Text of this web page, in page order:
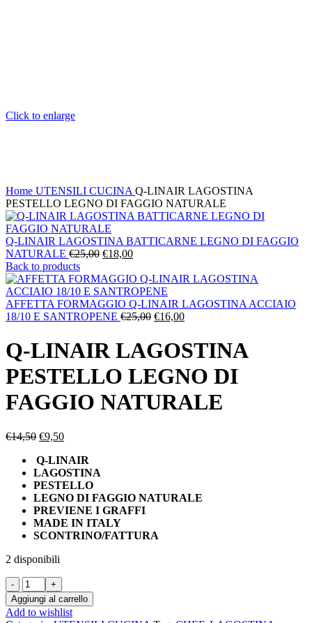
Click to enlarge
Home UTENSILI CUCINA Q-LINAIR LAGOSTINA
PESTELLO LEGNO DI FAGGIO NATURALE
Q-LINAIR LAGOSTINA BATTICARNE LEGNO DI FAGGIO
NATURALE €25,00 Il
originale
era:
€25,00.
€18,00Il
attuale
è:
€18,00.
Back to products
AFFETTA FORMAGGIO Q-LINAIR LAGOSTINA ACCIAIO
18/10 E SANTROPENE €25,00 Il
originale
era:
€16,00Il
attuale
è:
Q-LINAIR LAGOSTINA
PESTELLO LEGNO DI
FAGGIO NATURALE
€14,50 Il
originale
era:
€14,50.
€9,50Il
attuale
è:
€9,50.
Q-LINAIR
LAGOSTINA
PESTELLO
LEGNO DI FAGGIO NATURALE
PREVIENE I GRAFFI
MADE IN ITALY
SCONTRINO/FATTURA
2 disponibili
Q-
LINAIR
LAGOSTINA
PESTELLO
Aggiungi al carrello
Add to wishlist